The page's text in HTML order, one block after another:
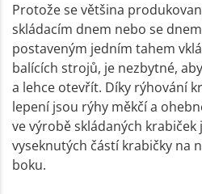
Protože se většina
skládacím dnem nebo se
postaveným jedním tahem
balících strojů, je nezbytné,
a lehce otevřít. Díky rýhování
lepení jsou rýhy měkčí a
ve výrobě skládaných
vyseknutých částí krabičky na
boku.